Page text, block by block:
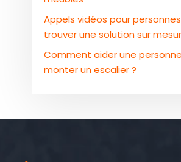
Appels vidéos pour
trouver une solution sur
Comment aider une
monter un escalier ?